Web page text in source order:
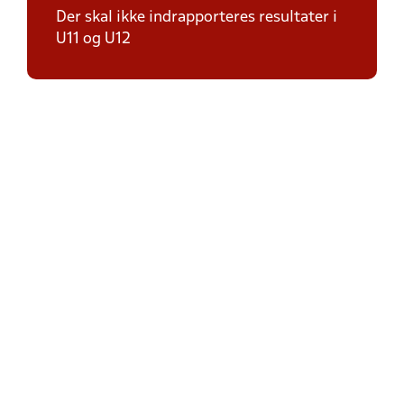
Der skal ikke indrapporteres resultater i
U11 og U12